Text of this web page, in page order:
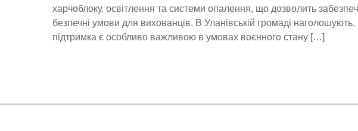
харчоблоку, освітлення та системи опалення, що дозволить
безпечні умови для вихованців. В Уланівській громаді
підтримка є особливо важливою в умовах воєнного стану […]